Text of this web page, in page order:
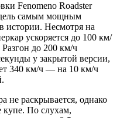
Fenomeno Roadster
самым мощным
истории. Несмотря на
ускоряется до 100 км/
до 200 км/ч
у закрытой версии,
340 км/ч — на 10 км/ч
не раскрывается, однако
купе. По слухам,